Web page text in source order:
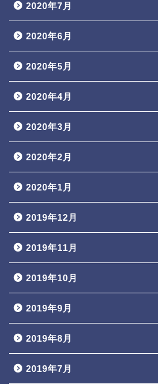
2020年7月
2020年6月
2020年5月
2020年4月
2020年3月
2020年2月
2020年1月
2019年12月
2019年11月
2019年10月
2019年9月
2019年8月
2019年7月